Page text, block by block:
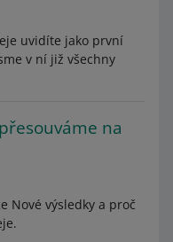
uvidíte jako první
v ní již všechny
na
Nové výsledky a proč